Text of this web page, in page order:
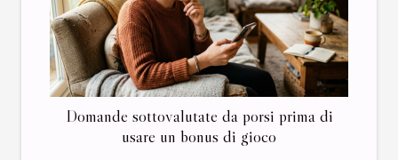
Domande sottovalutate da porsi prima di
usare un bonus di gioco